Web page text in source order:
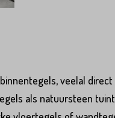
veelal
als natuursteen